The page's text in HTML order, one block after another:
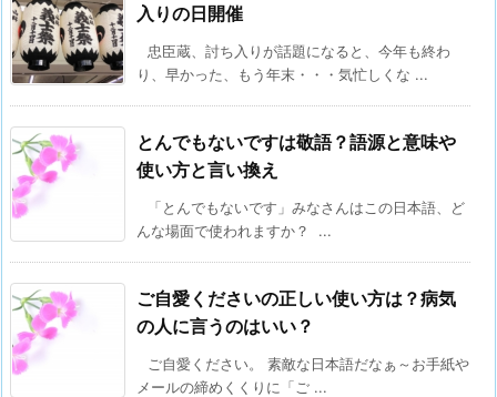
入りの日開催
忠臣蔵、討ち入りが話題になると、今年も終わ
り、早かった、もう年末・・・気忙しくな ...
とんでもないですは敬語？語源と意味や
使い方と言い換え
「とんでもないです」みなさんはこの日本語、ど
んな場面で使われますか？ ...
ご自愛くださいの正しい使い方は？病気
の人に言うのはいい？
ご自愛ください。 素敵な日本語だなぁ～お手紙や
メールの締めくくりに「ご ...